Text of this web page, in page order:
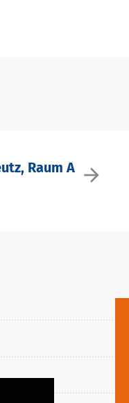
arrow_forward
Raum A